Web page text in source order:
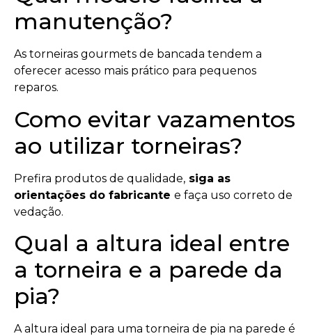
manutenção?
As torneiras gourmets de bancada tendem a
oferecer acesso mais prático para pequenos
reparos.
Como evitar vazamentos
ao utilizar torneiras?
Prefira produtos de qualidade, siga as
orientações do fabricante e faça uso correto de
vedação.
Qual a altura ideal entre
a torneira e a parede da
pia?
A altura ideal para uma torneira de pia na parede é